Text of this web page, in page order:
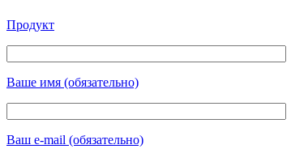
Продукт
Ваше имя (обязательно)
Ваш e-mail (обязательно)